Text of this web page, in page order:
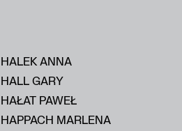
HALEK ANNA
HALL GARY
HAŁAT PAWEŁ
HAPPACH MARLENA